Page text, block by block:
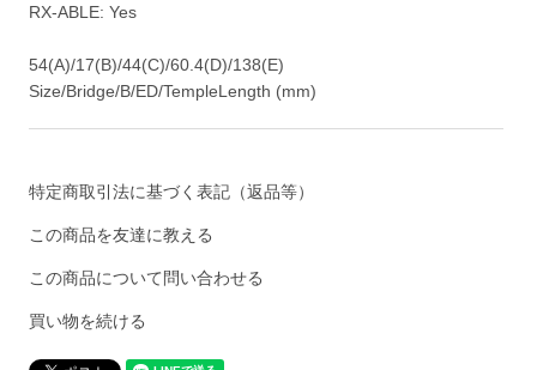
RX-ABLE: Yes
54(A)/17(B)/44(C)/60.4(D)/138(E)
Size/Bridge/B/ED/TempleLength (mm)
特定商取引法に基づく表記（返品等）
この商品を友達に教える
この商品について問い合わせる
買い物を続ける